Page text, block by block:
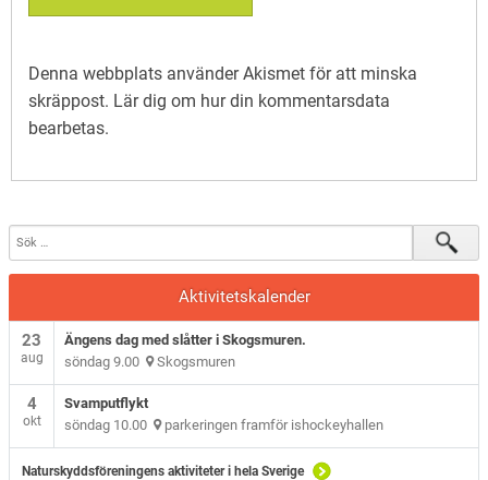
Denna webbplats använder Akismet för att minska
skräppost. Lär dig om hur din kommentarsdata
bearbetas.
Aktivitetskalender
23
aug
Ängens dag med slåtter i Skogsmuren.
söndag 9.00 Skogsmuren
4
okt
Svamputflykt
söndag 10.00 parkeringen framför ishockeyhallen
Naturskyddsföreningens aktiviteter i hela Sverige